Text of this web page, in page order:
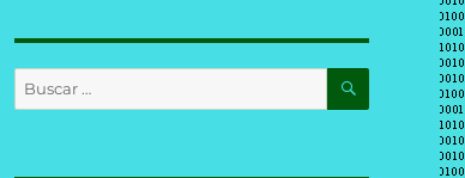
Buscar
por:
BUSCAR